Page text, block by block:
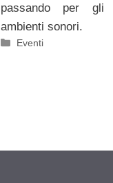
passando per
ambienti sonori.
Categorie
Eventi